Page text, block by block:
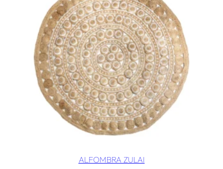
ALFOMBRA ZULAI